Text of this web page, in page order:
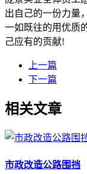
出自己的一份力量
一如既往的用优质
己应有的贡献!
上一篇
下一篇
相关文章
市政改造公路围挡